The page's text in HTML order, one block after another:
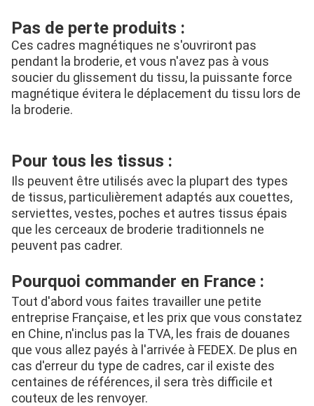
Pas de perte produits :
Ces cadres magnétiques ne s'ouvriront pas
pendant la broderie, et vous n'avez pas à vous
soucier du glissement du tissu, la puissante force
magnétique évitera le déplacement du tissu lors de
la broderie.
Pour tous les tissus :
Ils peuvent être utilisés avec la plupart des types
de tissus, particulièrement adaptés aux couettes,
serviettes, vestes, poches et autres tissus épais
que les cerceaux de broderie traditionnels ne
peuvent pas cadrer.
Pourquoi commander en France :
Tout d'abord vous faites travailler une petite
entreprise Française, et les prix que vous constatez
en Chine, n'inclus pas la TVA, les frais de douanes
que vous allez payés à l'arrivée à FEDEX. De plus en
cas d'erreur du type de cadres, car il existe des
centaines de références, il sera très difficile et
couteux de les renvoyer.